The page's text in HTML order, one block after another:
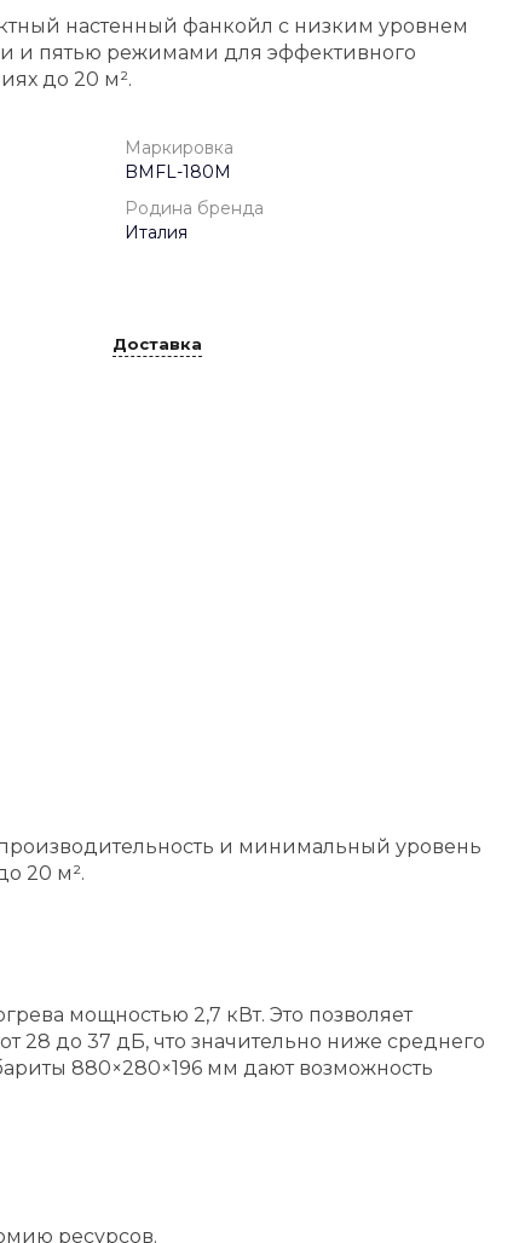
настенный фанкойл с низким уровнем
и пятью режимами для эффективного
до 20 м².
Маркировка
BMFL-180M
Родина бренда
Италия
Доставка
и минимальный уровень
20 м².
мощностью 2,7 кВт. Это позволяет
28 до 37 дБ, что значительно ниже среднего
880×280×196 мм дают возможность
ресурсов.